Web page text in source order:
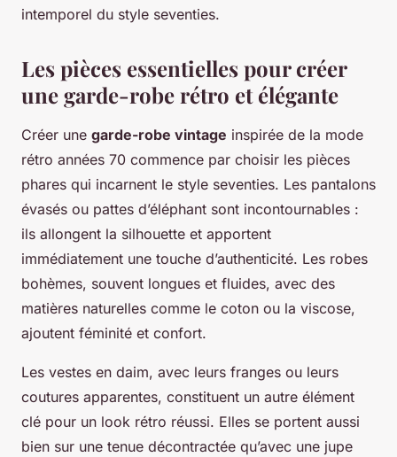
intemporel du style seventies.
Les pièces essentielles pour créer
une garde-robe rétro et élégante
Créer une garde-robe vintage inspirée de la mode
rétro années 70 commence par choisir les pièces
phares qui incarnent le style seventies. Les pantalons
évasés ou pattes d’éléphant sont incontournables :
ils allongent la silhouette et apportent
immédiatement une touche d’authenticité. Les robes
bohèmes, souvent longues et fluides, avec des
matières naturelles comme le coton ou la viscose,
ajoutent féminité et confort.
Les vestes en daim, avec leurs franges ou leurs
coutures apparentes, constituent un autre élément
clé pour un look rétro réussi. Elles se portent aussi
bien sur une tenue décontractée qu’avec une jupe